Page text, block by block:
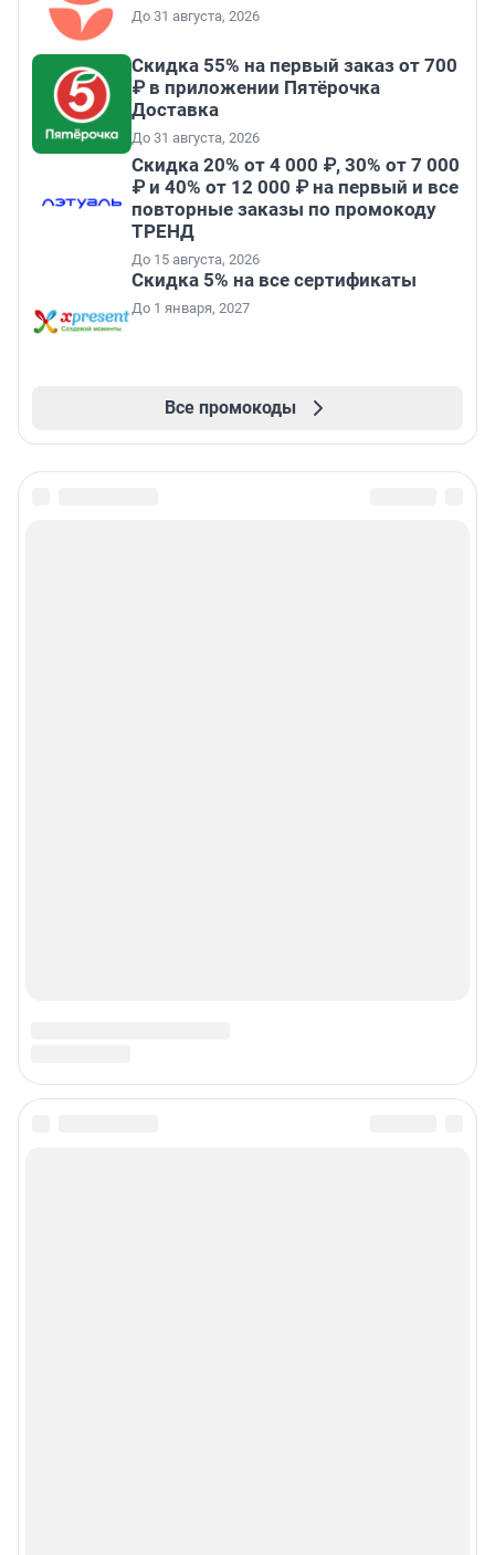
До 31 августа, 2026
Скидка 55% на первый заказ от 700
₽ в приложении Пятёрочка
Доставка
До 31 августа, 2026
Скидка 20% от 4 000 ₽, 30% от 7 000
₽ и 40% от 12 000 ₽ на первый и все
повторные заказы по промокоду
ТРЕНД
До 15 августа, 2026
Скидка 5% на все сертификаты
До 1 января, 2027
Все промокоды